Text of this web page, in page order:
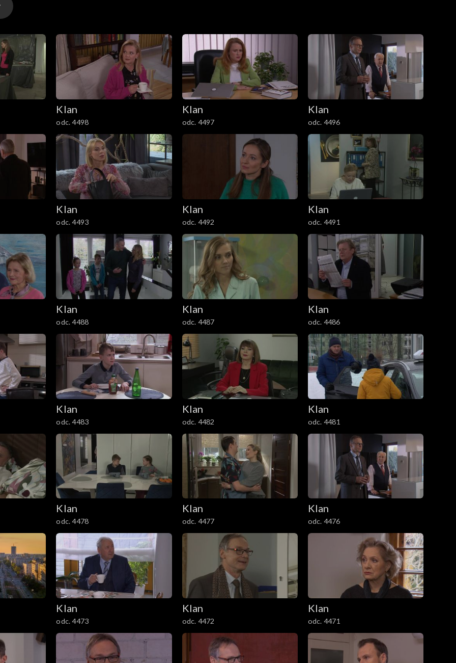
Klan
odc. 4498
Klan
odc. 4497
Klan
odc. 4496
Klan
odc. 4493
Klan
odc. 4492
Klan
odc. 4491
Klan
odc. 4488
Klan
odc. 4487
Klan
odc. 4486
Klan
odc. 4483
Klan
odc. 4482
Klan
odc. 4481
Klan
odc. 4478
Klan
odc. 4477
Klan
odc. 4476
Klan
odc. 4473
Klan
odc. 4472
Klan
odc. 4471